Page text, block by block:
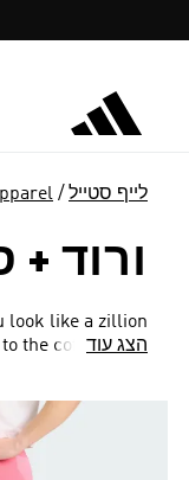
לייף סטייל
ורוד +
look like a zillion
the coffee shop.
הצג עוד